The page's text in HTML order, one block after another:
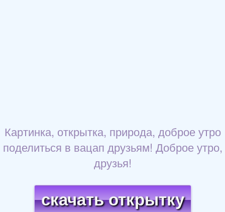
Картинка, открытка, природа, доброе утро
поделиться в вацап друзьям! Доброе утро,
друзья!
скачать открытку